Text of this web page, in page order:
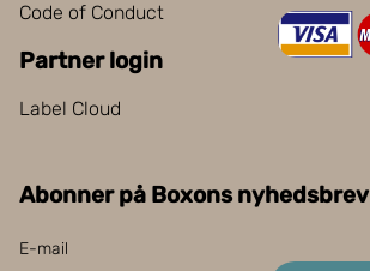
Code of Conduct
Partner login
Label Cloud
Abonner på Boxons nyhedsbrev
E-mail